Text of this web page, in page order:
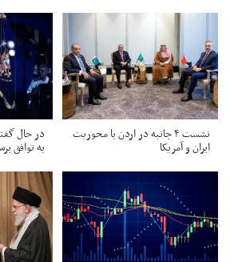
نشست ۴ جانبه در اردن با محوریت
ایران و آمریکا
در حال
به توافق